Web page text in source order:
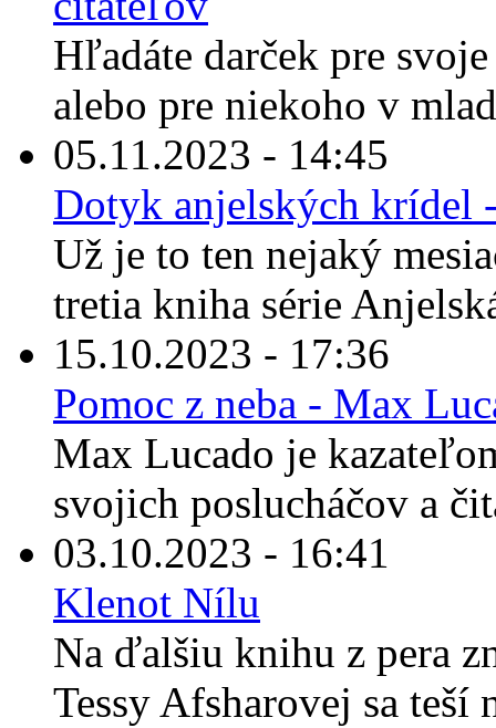
Hľadáte darček pre
alebo pre niekoho v
05.11.2023 - 14:45
Dotyk anjelských krídel
Už je to ten nejaký
tretia kniha série
15.10.2023 - 17:36
Pomoc z neba - Max
Max Lucado je
svojich poslucháčov a
03.10.2023 - 16:41
Klenot Nílu
Na ďalšiu knihu z pera
Tessy Afsharovej sa teší